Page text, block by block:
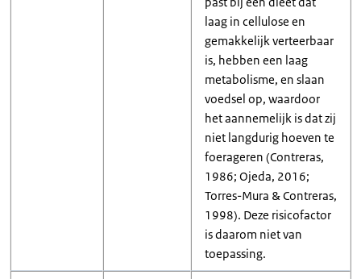
laag in cellulose en
gemakkelijk verteerbaar
is, hebben een laag
metabolisme, en slaan
voedsel op, waardoor
het aannemelijk is dat zij
niet langdurig hoeven te
foerageren (Contreras,
1986; Ojeda, 2016;
Torres-Mura & Contreras,
1998). Deze risicofactor
is daarom niet van
toepassing.